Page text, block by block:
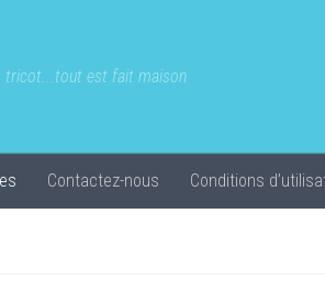
tricot...tout est fait maison
Contactez-nous Conditions